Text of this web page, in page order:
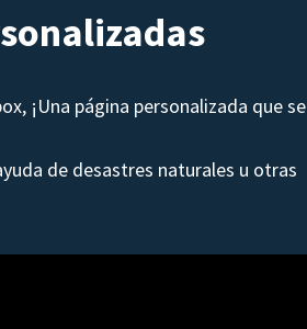
¡Una página personalizada que se
de desastres naturales u otras